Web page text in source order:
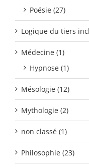
Poésie (27)
Logique du tiers
Médecine (1)
Hypnose (1)
Mésologie (12)
Mythologie (2)
non classé (1)
Philosophie (23)